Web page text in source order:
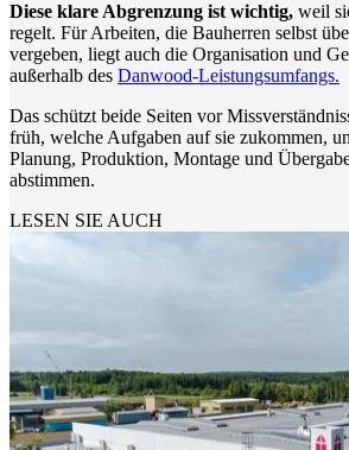
Diese klare Abgrenzung ist wichtig, weil
regelt. Für Arbeiten, die Bauherren selbst
vergeben, liegt auch die Organisation und
außerhalb des Danwood-Leistungsumfangs.
Das schützt beide Seiten vor
früh, welche Aufgaben auf sie zukommen,
Planung, Produktion, Montage und
abstimmen.
LESEN SIE AUCH